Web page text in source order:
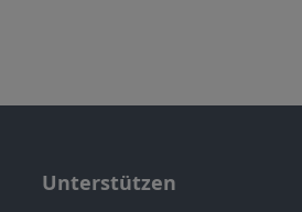
Unterstützen